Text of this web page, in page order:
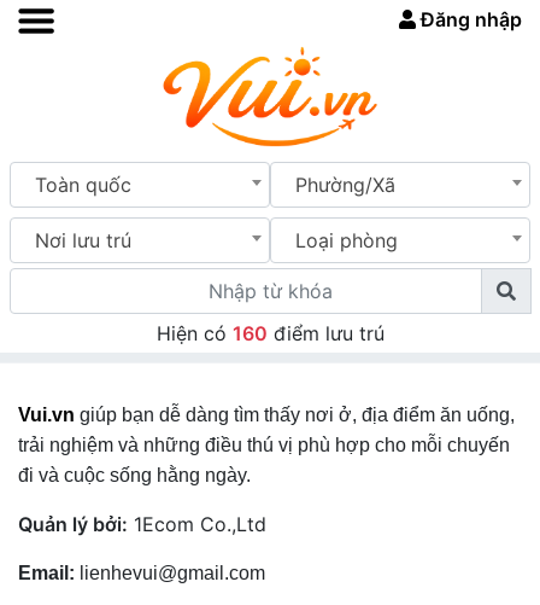
Đăng nhập
Toàn quốc Phường/Xã
Nơi lưu trú Loại phòng
Hiện có 160 điểm lưu trú
Vui.vn giúp bạn dễ dàng tìm thấy nơi ở, địa điểm ăn uống,
trải nghiệm và những điều thú vị phù hợp cho mỗi chuyến
đi và cuộc sống hằng ngày.
Quản lý bởi: 1Ecom Co.,Ltd
Email: lienhevui@gmail.com